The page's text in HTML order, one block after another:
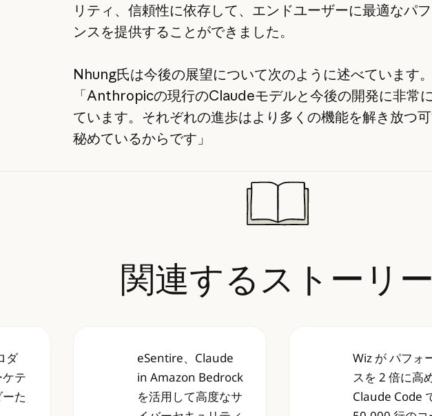
リティ、信頼性に依存して、エンドユーザーに最適なパ
ンスを提供することができました。
Nhung氏は今後の展望について次のように述べています
「Anthropicの現行のClaudeモデルと今後の開発に非常
ています。それぞれの進歩はより多くの機能を解き放つ
秘めているからです」
関連するストーリ
トおよびマーケティングのリーダーたちが、Claude Cowork の活
ダ
テ
た
eSentire、Claude in Amazon Bedrockを活用して高
eSentire、Claude
in Amazon Bedrock
を活用して高度なサ
Wiz が パフォー
Wiz が パフォ
スを 2 倍に高
Claude Code